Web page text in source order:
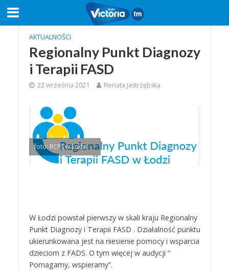
AKTUALNOŚCI
Regionalny Punkt Diagnozy
i Terapii FASD
22 września 2021 Renata Jastrzębska
foto: RCPS w Łodzi
W Łodzi powstał pierwszy w skali kraju Regionalny
Punkt Diagnozy i Terapii FASD . Działalność punktu
ukierunkowana jest na niesienie pomocy i wsparcia
dzieciom z FADS. O tym więcej w audycji ”
Pomagamy, wspieramy”.